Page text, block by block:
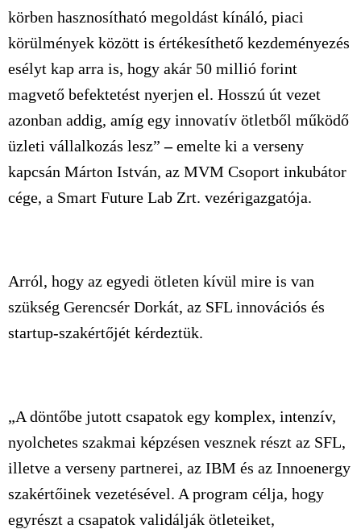
körben hasznosítható megoldást kínáló, piaci
körülmények között is értékesíthető kezdeményezés
esélyt kap arra is, hogy akár 50 millió forint
magvető befektetést nyerjen el. Hosszú út vezet
azonban addig, amíg egy innovatív ötletből működő
üzleti vállalkozás lesz”–emelte ki a verseny
kapcsán Márton István, az MVM Csoport inkubátor
cége, a Smart Future Lab Zrt. vezérigazgatója.
Arról, hogy az egyedi ötleten kívül mire is van
szükség Gerencsér Dorkát, az SFL innovációs és
startup-szakértőjét kérdeztük.
„A döntőbe jutott csapatok egy komplex, intenzív,
nyolchetes szakmai képzésen vesznek részt az SFL,
illetve a verseny partnerei, az IBM és az Innoenergy
szakértőinek vezetésével. A program célja, hogy
egyrészt a csapatok validálják ötleteiket,